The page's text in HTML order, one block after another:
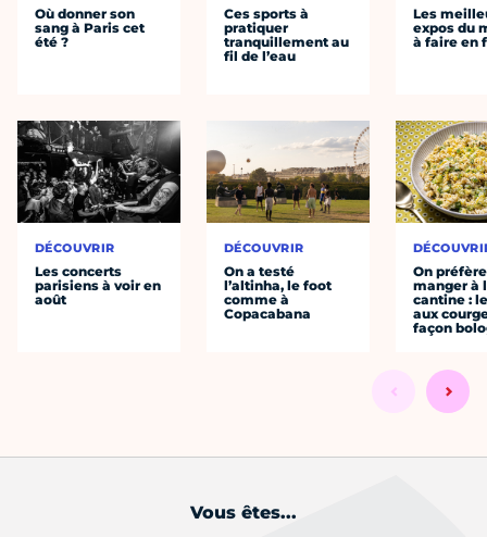
Où donner son
sang à Paris cet
été ?
DÉCOUVRIR
Les concerts
parisiens à voir en
août
Ces sports à
pratiquer
tranquillement au
fil de l’eau
DÉCOUVRIR
On a testé
l’altinha, le foot
comme à
Copacabana
Les
expos du
à faire en
On préfère
manger à
cantine :
aux
façon
Vous êtes...